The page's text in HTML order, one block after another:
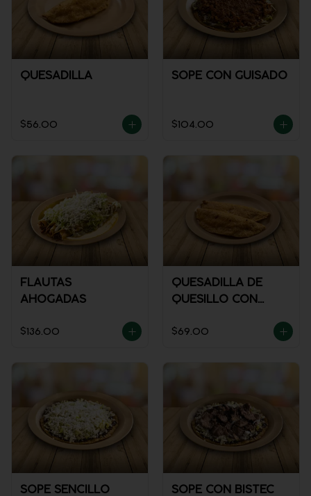
QUESADILLA
$56.00
SOPE CON GUISADO
$104.00
FLAUTAS
AHOGADAS
$136.00
QUESADILLA DE
QUESILLO CON
$69.00
SOPE SENCILLO SOPE CON BISTEC